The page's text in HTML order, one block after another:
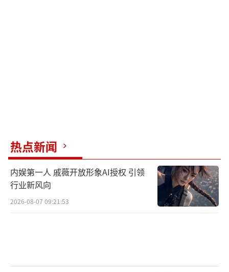
热点新闻
内娱第一人 戚薇开放形象AI授权 引领
行业新风向
2026-08-07 09:21:53